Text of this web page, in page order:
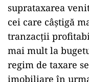
suprataxarea
cei care câștigă
tranzacții
mai mult la
regim de taxare
imobiliare în